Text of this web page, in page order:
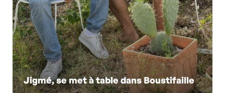
Jigmé, se met à table dans Boustifaille